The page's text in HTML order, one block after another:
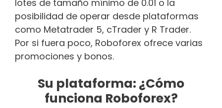
lotes de tamaño mínimo de 0.01 o la
posibilidad de operar desde plataformas
como Metatrader 5, cTrader y R Trader.
Por si fuera poco, Roboforex ofrece varias
promociones y bonos.
Su plataforma: ¿Cómo
funciona Roboforex?